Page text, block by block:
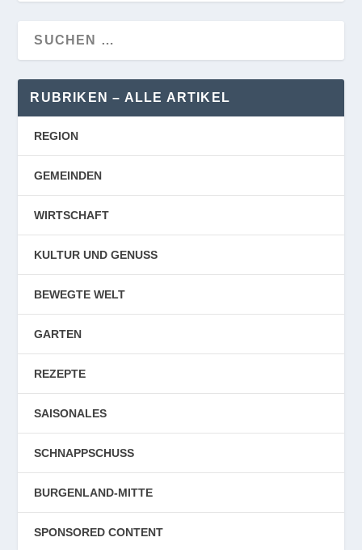
RUBRIKEN – ALLE ARTIKEL
REGION
GEMEINDEN
WIRTSCHAFT
KULTUR UND GENUSS
BEWEGTE WELT
GARTEN
REZEPTE
SAISONALES
SCHNAPPSCHUSS
BURGENLAND-MITTE
SPONSORED CONTENT